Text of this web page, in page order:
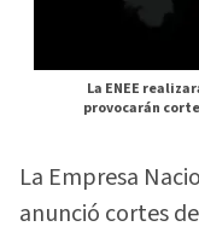
La ENEE
provocarán
La Empresa
anunció cortes